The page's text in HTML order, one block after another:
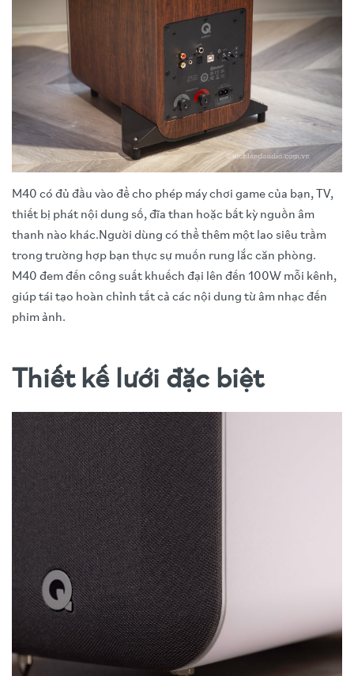
M40 có đủ đầu vào để cho phép máy chơi game của bạn, TV,
thiết bị phát nội dung số, đĩa than hoặc bất kỳ nguồn âm
thanh nào khác.Người dùng có thể thêm một lao siêu trầm
trong trường hợp bạn thực sự muốn rung lắc căn phòng.
M40 đem đến công suất khuếch đại lên đến 100W mỗi kênh,
giúp tái tạo hoàn chỉnh tất cả các nội dung từ âm nhạc đến
phim ảnh.
Thiết kế lưới đặc biệt